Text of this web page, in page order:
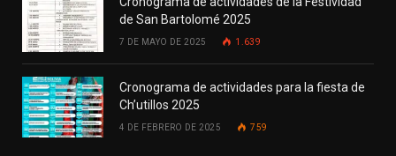
de San Bartolomé 2025
7 DE MAYO DE 2025 1.639
Cronograma de actividades para la fiesta de
Ch’utillos 2025
4 DE FEBRERO DE 2025 759